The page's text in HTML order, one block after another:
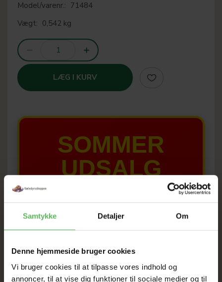
Samtykke Detaljer Om
Denne hjemmeside bruger cookies
Vi bruger cookies til at tilpasse vores indhold og
annoncer, til at vise dig funktioner til sociale medier og til
Model/varenr.: 71484
Vægt: 0,542 kg
LÆG I KURV
SOMMER
UDSALG
TIL D. 22 AUGUST
HELE WEBSHOPPEN ER
SAT NED